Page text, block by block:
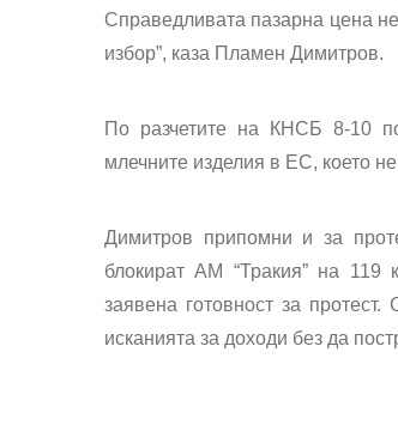
Справедливата пазарна цена
избор”, каза Пламен Димитров.
По разчетите на КНСБ 8-10
млечните изделия в ЕС, което
Димитров припомни и за
блокират АМ “Тракия” на 119
заявена готовност за
исканията за доходи без да